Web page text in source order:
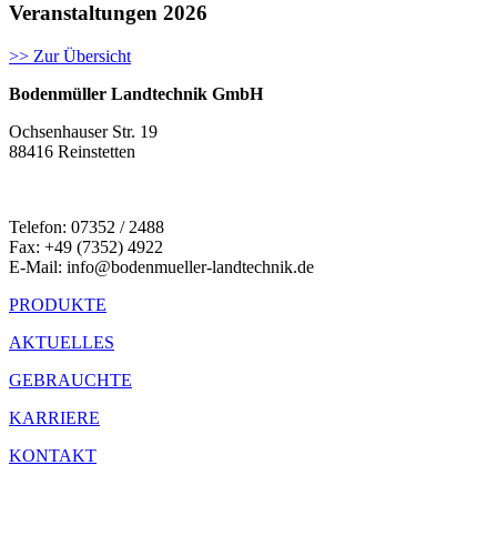
Veranstaltungen 2026
>> Zur Übersicht
Bodenmüller Landtechnik GmbH
Ochsenhauser Str. 19
88416 Reinstetten
Telefon: 07352 / 2488
Fax: +49 (7352) 4922
E-Mail: info@bodenmueller-landtechnik.de
PRODUKTE
AKTUELLES
GEBRAUCHTE
KARRIERE
KONTAKT